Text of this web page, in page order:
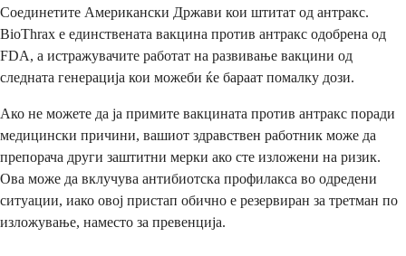
Соединетите Американски Држави кои штитат од антракс.
BioThrax е единствената вакцина против антракс одобрена од
FDA, а истражувачите работат на развивање вакцини од
следната генерација кои можеби ќе бараат помалку дози.
Ако не можете да ја примите вакцината против антракс поради
медицински причини, вашиот здравствен работник може да
препорача други заштитни мерки ако сте изложени на ризик.
Ова може да вклучува антибиотска профилакса во одредени
ситуации, иако овој пристап обично е резервиран за третман по
изложување, наместо за превенција.